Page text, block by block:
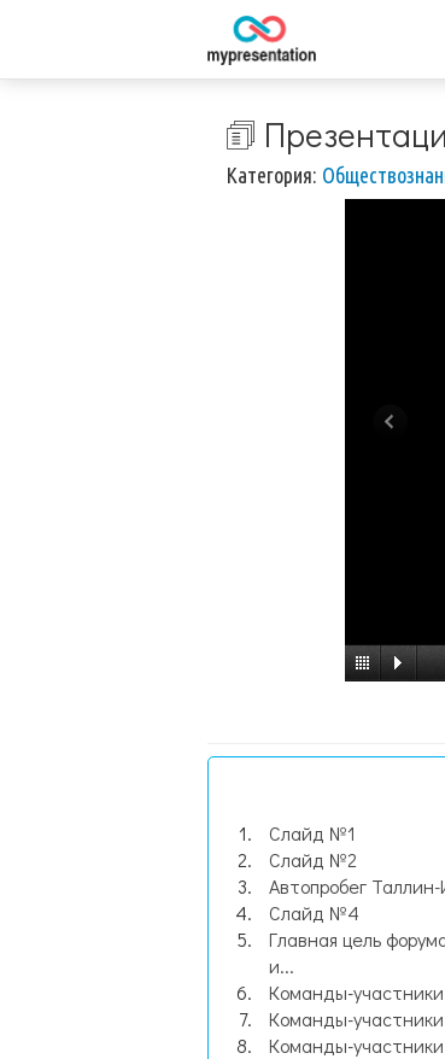
🗊
Категория:
Слайд №1
Слайд №2
Автопробег
Слайд №4
Главная цель
и...
Команды-
Команды-
Команды-